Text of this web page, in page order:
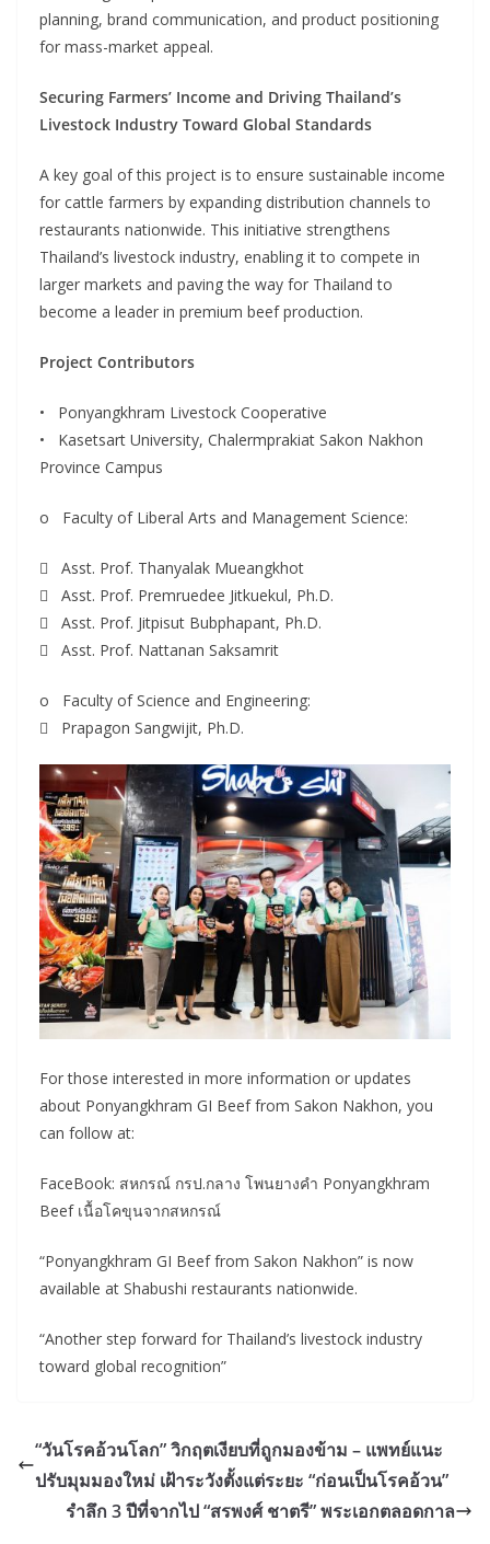
planning, brand communication, and product positioning
for mass-market appeal.
Securing Farmers’ Income and Driving Thailand’s
Livestock Industry Toward Global Standards
A key goal of this project is to ensure sustainable income
for cattle farmers by expanding distribution channels to
restaurants nationwide. This initiative strengthens
Thailand’s livestock industry, enabling it to compete in
larger markets and paving the way for Thailand to
become a leader in premium beef production.
Project Contributors
• Ponyangkhram Livestock Cooperative
• Kasetsart University, Chalermprakiat Sakon Nakhon
Province Campus
o Faculty of Liberal Arts and Management Science:
 Asst. Prof. Thanyalak Mueangkhot
 Asst. Prof. Premruedee Jitkuekul, Ph.D.
 Asst. Prof. Jitpisut Bubphapant, Ph.D.
 Asst. Prof. Nattanan Saksamrit
o Faculty of Science and Engineering:
 Prapagon Sangwijit, Ph.D.
For those interested in more information or updates
about Ponyangkhram GI Beef from Sakon Nakhon, you
can follow at:
FaceBook: สหกรณ์ กรป.กลาง โพนยางคำ Ponyangkhram
Beef เนื้อโคขุนจากสหกรณ์
“Ponyangkhram GI Beef from Sakon Nakhon” is now
available at Shabushi restaurants nationwide.
“Another step forward for Thailand’s livestock industry
toward global recognition”
“วันโรคอ้วนโลก” วิกฤตเงียบที่ถูกมองข้าม – แพทย์แนะ
ปรับมุมมองใหม่ เฝ้าระวังตั้งแต่ระยะ “ก่อนเป็นโรคอ้วน”
รำลึก 3 ปีที่จากไป “สรพงศ์ ชาตรี” พระเอกตลอดกาล